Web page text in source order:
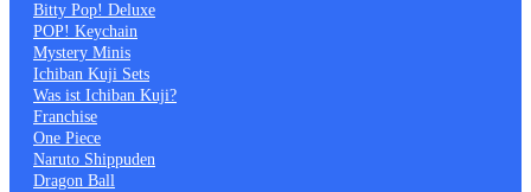
Bitty Pop! Deluxe
POP! Keychain
Mystery Minis
Ichiban Kuji Sets
Was ist Ichiban Kuji?
Franchise
One Piece
Naruto Shippuden
Dragon Ball